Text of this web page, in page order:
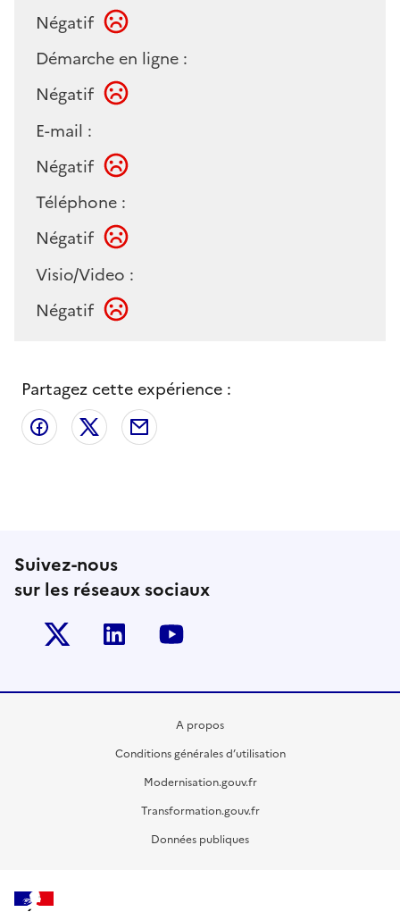
Négatif
Démarche en ligne :
Négatif
E-mail :
Négatif
Téléphone :
Négatif
Visio/Video :
Négatif
Partagez cette expérience :
Partager sur Facebook
Partager sur X
Suivez-nous
sur les réseaux sociaux
Twitter-x Linkedin
A propos
Conditions générales d’utilisation
Modernisation.gouv.fr
Transformation.gouv.fr
Données publiques